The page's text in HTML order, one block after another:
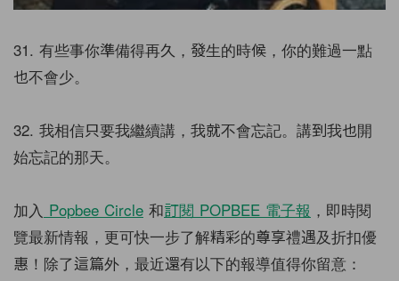
31. 有些事你準備得再久，發生的時候，你的難過一點
也不會少。
32. 我相信只要我繼續講，我就不會忘記。講到我也開
始忘記的那天。
加入 Popbee Circle 和訂閱 POPBEE 電子報 ，即時閱
覽最新情報，更可快一步了解精彩的尊享禮遇及折扣優
惠！除了這篇外，最近還有以下的報導值得你留意：